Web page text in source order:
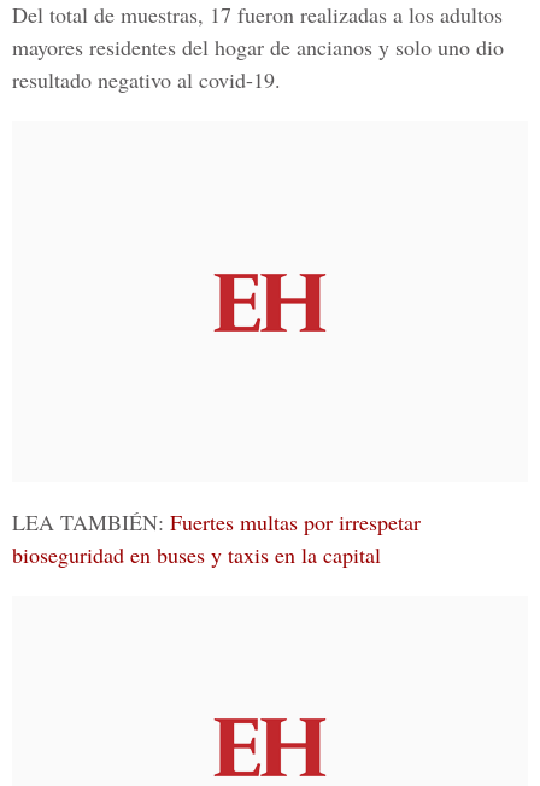
Del total de muestras, 17 fueron realizadas a los adultos
mayores residentes del hogar de ancianos y solo uno dio
resultado negativo al covid-19.
LEA TAMBIÉN: Fuertes multas por irrespetar
bioseguridad en buses y taxis en la capital